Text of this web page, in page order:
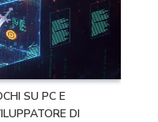
SU PC E
DI